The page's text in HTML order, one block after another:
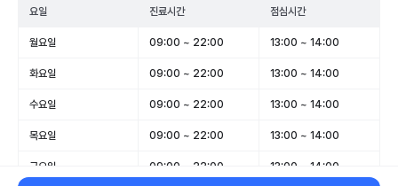
요일 진료시간 점심시간
월요일 09:00 ~ 22:00 13:00 ~ 14:00
화요일 09:00 ~ 22:00 13:00 ~ 14:00
수요일 09:00 ~ 22:00 13:00 ~ 14:00
목요일 09:00 ~ 22:00 13:00 ~ 14:00
금요일 09:00 ~ 22:00 13:00 ~ 14:00